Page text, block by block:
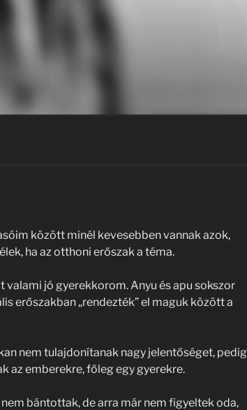
között minél kevesebben vannak azok,
ha az otthoni erőszak a téma.
valami jó gyerekkorom. Anyu és apu sokszor
erőszakban „rendezték” el maguk között a
nem tulajdonítanak nagy jelentőséget, pedig
az emberekre, főleg egy gyerekre.
bántottak, de arra már nem figyeltek oda,